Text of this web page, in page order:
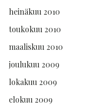
heinäkuu 2010
toukokuu 2010
maaliskuu 2010
joulukuu 2009
lokakuu 2009
elokuu 2009